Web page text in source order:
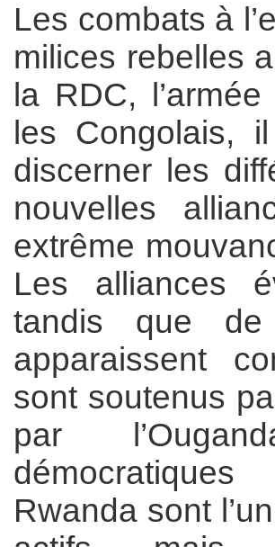
Les combats à
milices rebelles
la RDC,
les Congolais,
discerner les
nouvelles
extrême
Les alliances
tandis que de
apparaissent
sont soutenus
par
Rwanda sont